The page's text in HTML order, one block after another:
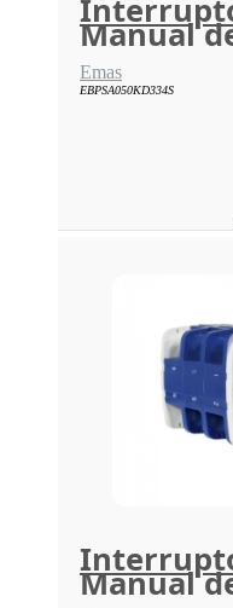
Manual
Emas
EBPSA050KD334S
Manual